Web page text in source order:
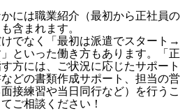
には職業紹介（最初から正社員の
含まれます。
でなく「最初は派遣でスタート→
といった働き方もあります。「正
方には、ご状況に応じたサポート
どの書類作成サポート、担当の営
接練習や当日同行など）を行うこ
ご相談ください！